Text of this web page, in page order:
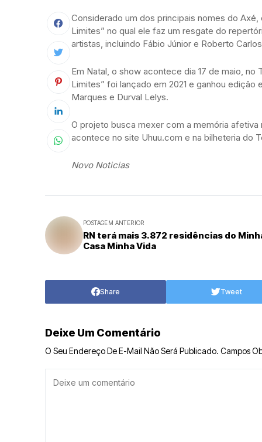
Considerado um dos principais nomes do
Limites” no qual ele faz um resgate do
artistas, incluindo Fábio Júnior e Roberto
Em Natal, o show acontece dia 17 de maio, no
Limites” foi lançado em 2021 e ganhou
Marques e Durval Lelys.
O projeto busca mexer com a memória
acontece no site Uhuu.com e na bilheteria do
Novo Noticias
POSTAGEM ANTERIOR
RN terá mais 3.872 residências do
Casa Minha Vida
Share Tweet
Deixe Um Comentário
O Seu Endereço De E-Mail Não Será Publicado. Campos